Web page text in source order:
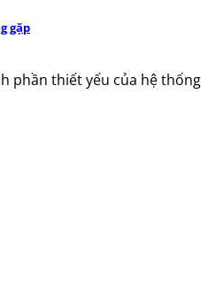
gặp
phần thiết yếu của hệ thống